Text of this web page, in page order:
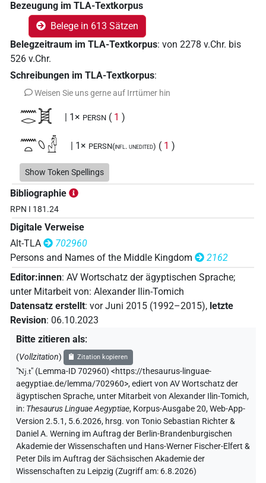
Bezeugung im TLA-Textkorpus
Belege in 613 Sätzen
Belegzeitraum im TLA-Textkorpus: von 2278 v.Chr. bis
526 v.Chr.
Schreibungen im TLA-Textkorpus:
Weisen Sie uns gerne auf Irrtümer hin
𓈖𓂋𓋌 | 1× PERSN ( 1 )
𓈖𓏏𓆇𓛖 | 1× PERSN(infl. unedited) ( 1 )
𓈖𓏏𓋌 | 570× PERSN
)
𓈖𓐍𓋌
[]𓋌 7) | 1×
[]𓏏𓋌 | 2× PERSN (1,2)
𓈖[] | 4× PERSN
𓈖[]𓋌 | 4× PERSN (1,
𓈖𓏏[] | 3× PERSN (1,2, 3)
𓈖𓏏𓋌 | 2× PERSN (1,2)
Show Token Spellings
Bibliographie
RPN I 181.24
Digitale Verweise
Alt-TLA
702960
Persons and Names of the Middle Kingdom
2162
Editor:innen: AV Wortschatz der ägyptischen Sprache;
unter Mitarbeit von: Alexander Ilin-Tomich
Datensatz erstellt: vor Juni 2015 (1992–2015), letzte
Revision: 06.10.2023
Bitte zitieren als:
(Vollzitation) Zitation kopieren
"Nj.t" (Lemma-ID 702960) <https://thesaurus-linguae-
aegyptiae.de/lemma/702960>,ediert von AV Wortschatz der
ägyptischen Sprache, unter Mitarbeit von Alexander Ilin-Tomich,
in: Thesaurus Linguae Aegyptiae, Korpus-Ausgabe 20, Web-App-
Version 2.5.1, 5.6.2026, hrsg. von Tonio Sebastian Richter &
Daniel A. Werning im Auftrag der Berlin-Brandenburgischen
Akademie der Wissenschaften und Hans-Werner Fischer-Elfert &
Peter Dils im Auftrag der Sächsischen Akademie der
Wissenschaften zu Leipzig (Zugriff am: 6.8.2026)